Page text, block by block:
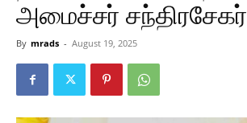
அமைச்சர் சந்திரசேகர்
By mrads - August 19, 2025